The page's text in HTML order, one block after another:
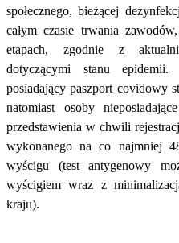
społecznego, bieżącej
całym czasie trwania
etapach, zgodnie z
dotyczącymi stanu
posiadający paszport covidowy
natomiast osoby
przedstawienia w chwili
wykonanego na co najmniej
wyścigu (test antygenowy
wyścigiem wraz z
kraju).